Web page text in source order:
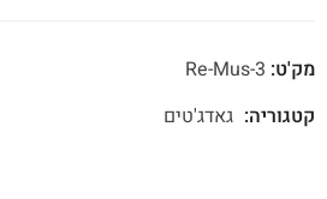
מק'ט: Re-Mus-3
קטגוריה: גאדג'טים